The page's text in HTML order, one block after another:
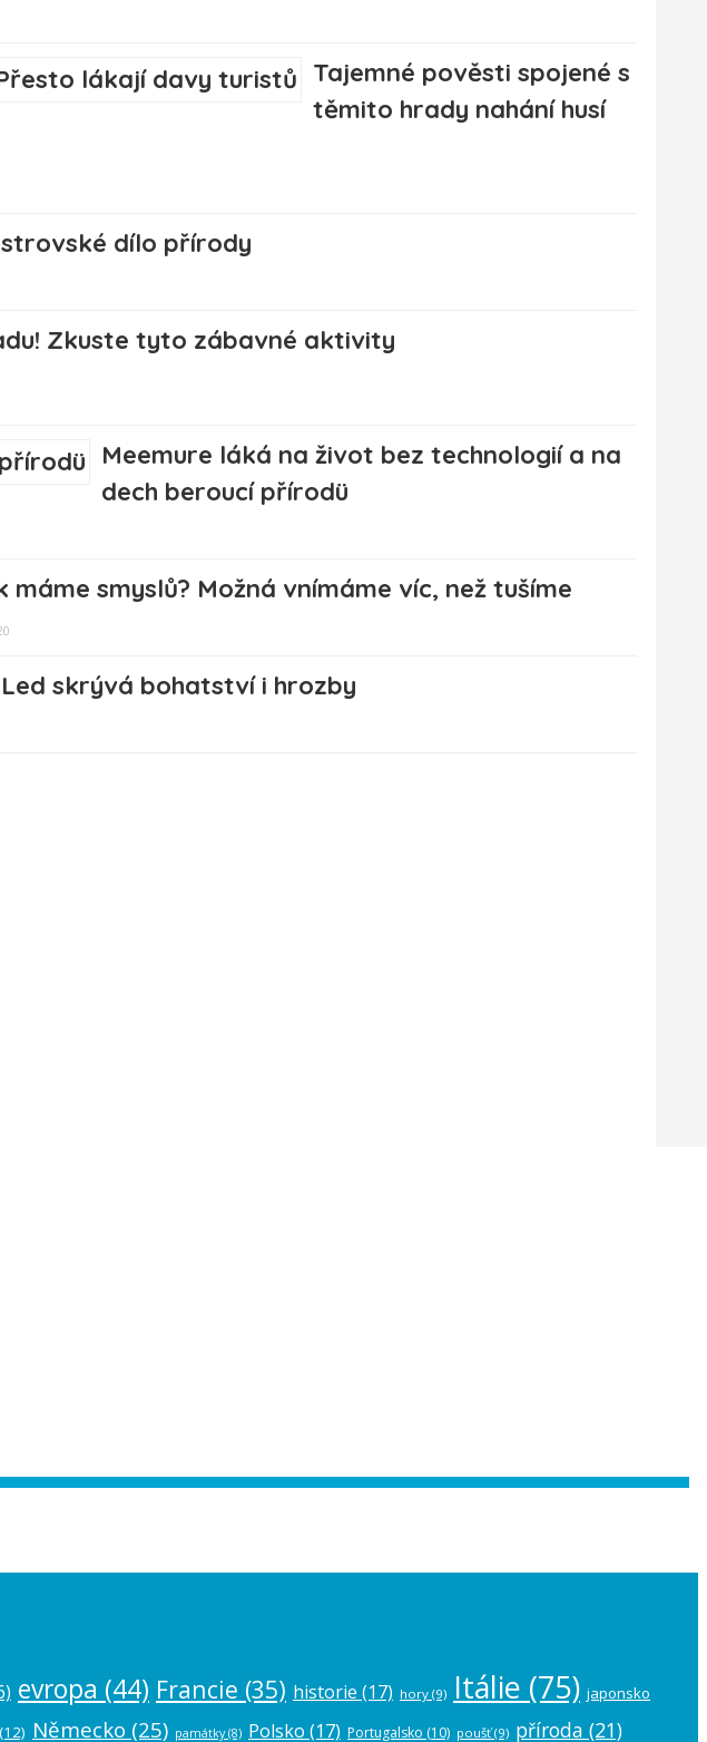
Tajemné pověsti spojené s
těmito hrady nahání husí
dílo přírody
Zkuste tyto zábavné aktivity
Meemure láká na život bez technologií a na
dech beroucí přírodü
máme smyslů? Možná vnímáme víc, než tušíme
skrývá bohatství i hrozby
evropa (44) Francie (35) historie (17) hory (9) Itálie (75) japonsko
(12) Německo (25) památky(8) Polsko (17) Portugalsko (10) poušť(9) příroda (21)